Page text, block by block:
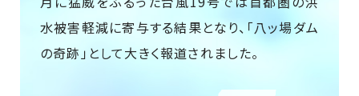
水被害軽減に寄与する結果となり、「八ッ場ダム
の奇跡」として大きく報道されました。